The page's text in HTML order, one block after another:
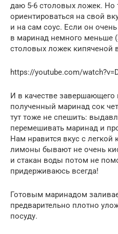
даю 5-6 столовых ложек. Но
ориентироваться на свой
и на сам соус. Если он
в маринад немного меньше
столовых ложек кипяченой
https://youtube.com/
И в качестве
полученный маринад сок
тут тоже не спешить:
перемешивать маринад и
Нам нравится вкус с легкой
лимоны бывают не очень
и стакан воды потом не
придерживаюсь всегда!
Готовым маринадом
предварительно плотно
посуду.